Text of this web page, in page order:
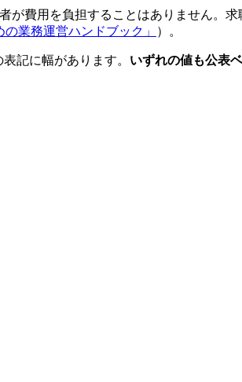
が費用を負担することはありません。
業務運営ハンドブック」 ）。
記に幅があります。 いずれの値も公表